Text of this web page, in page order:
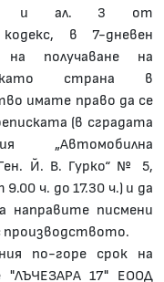
1 и ал. 3 от
кодекс, в 7-дневен
получаване на
като страна в
имате право да се
(в сградата
„Автомобилна
Й. В. Гурко“ № 5,
ч. до 17.30 ч.) и да
направите писмени
производството.
по-горе срок на
"ЛЪЧЕЗАРА 17" ЕООД